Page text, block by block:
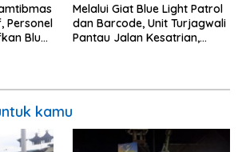
Personel
Blue
Melalui Giat Blue Light Patrol
dan Barcode, Unit Turjagwali
Pantau Jalan Kesatrian,
kamu